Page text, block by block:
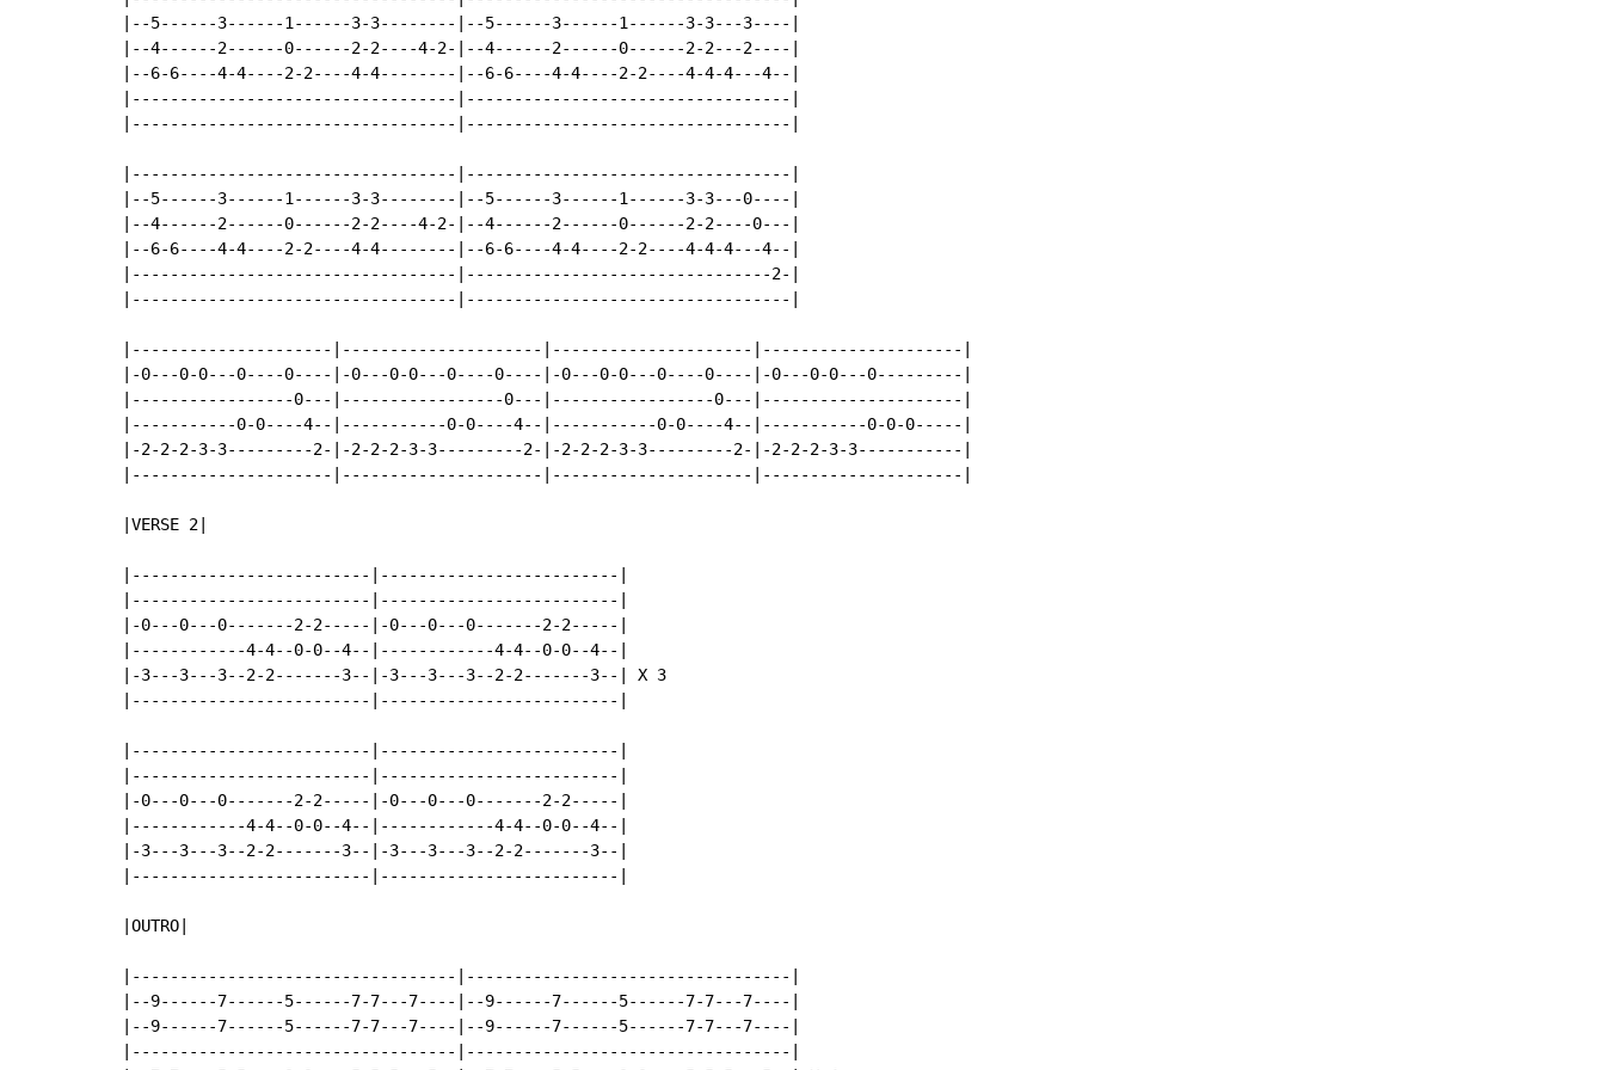
|--5------3------1------3-3--------|--5------3------1------3-3---3----|
|--4------2------0------2-2----4-2-|--4------2------0------2-2---2----|
|--6-6----4-4----2-2----4-4--------|--6-6----4-4----2-2----4-4-4---4--|
|----------------------------------|----------------------------------|
|----------------------------------|----------------------------------|
|----------------------------------|----------------------------------|
|--5------3------1------3-3--------|--5------3------1------3-3---0----|
|--4------2------0------2-2----4-2-|--4------2------0------2-2----0---|
|--6-6----4-4----2-2----4-4--------|--6-6----4-4----2-2----4-4-4---4--|
|----------------------------------|--------------------------------2-|
|----------------------------------|----------------------------------|
|---------------------|---------------------|---------------------|---------------------|
|-0---0-0---0----0----|-0---0-0---0----0----|-0---0-0---0----0----|-0---0-0---0---------|
|-----------------0---|-----------------0---|-----------------0---|---------------------|
|-----------0-0----4--|-----------0-0----4--|-----------0-0----4--|-----------0-0-0-----|
|-2-2-2-3-3---------2-|-2-2-2-3-3---------2-|-2-2-2-3-3---------2-|-2-2-2-3-3-----------|
|---------------------|---------------------|---------------------|---------------------|
|VERSE 2|
|-------------------------|-------------------------|
|-------------------------|-------------------------|
|-0---0---0-------2-2-----|-0---0---0-------2-2-----|
|------------4-4--0-0--4--|------------4-4--0-0--4--|
|-3---3---3--2-2-------3--|-3---3---3--2-2-------3--| X 3
|-------------------------|-------------------------|
|-------------------------|-------------------------|
|-------------------------|-------------------------|
|-0---0---0-------2-2-----|-0---0---0-------2-2-----|
|------------4-4--0-0--4--|------------4-4--0-0--4--|
|-3---3---3--2-2-------3--|-3---3---3--2-2-------3--|
|-------------------------|-------------------------|
|OUTRO|
|----------------------------------|----------------------------------|
|--9------7------5------7-7---7----|--9------7------5------7-7---7----|
|--9------7------5------7-7---7----|--9------7------5------7-7---7----|
|----------------------------------|----------------------------------|